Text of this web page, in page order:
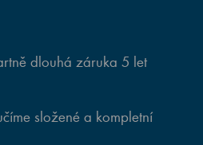
dlouhá záruka 5 let
složené a kompletní